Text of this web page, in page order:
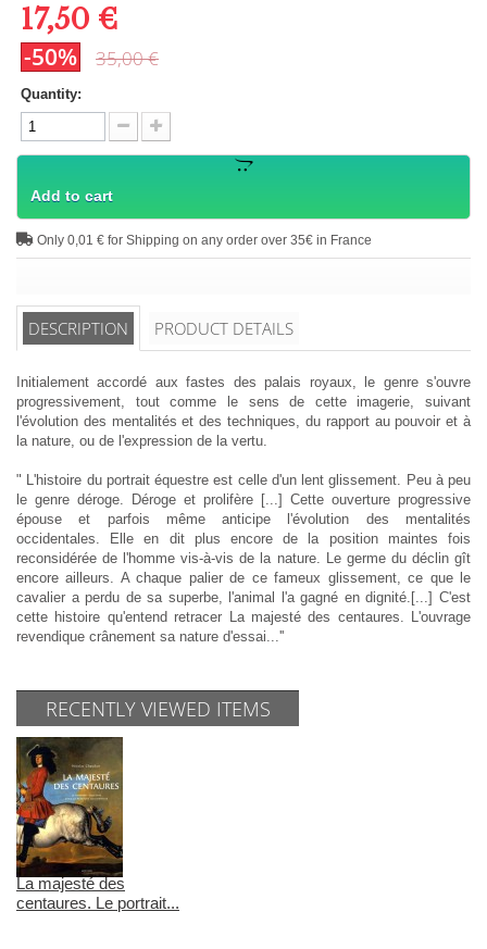
17,50 €
-50% 35,00 €
Quantity:
Add to cart
Only 0,01 € for Shipping on any order over 35€ in France
DESCRIPTION PRODUCT DETAILS
Initialement accordé aux fastes des palais royaux, le genre s'ouvre
progressivement, tout comme le sens de cette imagerie, suivant
l'évolution des mentalités et des techniques, du rapport au pouvoir et à
la nature, ou de l'expression de la vertu.
" L'histoire du portrait équestre est celle d'un lent glissement. Peu à peu
le genre déroge. Déroge et prolifère [...] Cette ouverture progressive
épouse et parfois même anticipe l'évolution des mentalités
occidentales. Elle en dit plus encore de la position maintes fois
reconsidérée de l'homme vis-à-vis de la nature. Le germe du déclin gît
encore ailleurs. A chaque palier de ce fameux glissement, ce que le
cavalier a perdu de sa superbe, l'animal l'a gagné en dignité.[...] C'est
cette histoire qu'entend retracer La majesté des centaures. L'ouvrage
revendique crânement sa nature d'essai...''
RECENTLY VIEWED ITEMS
La majesté des
centaures. Le portrait...